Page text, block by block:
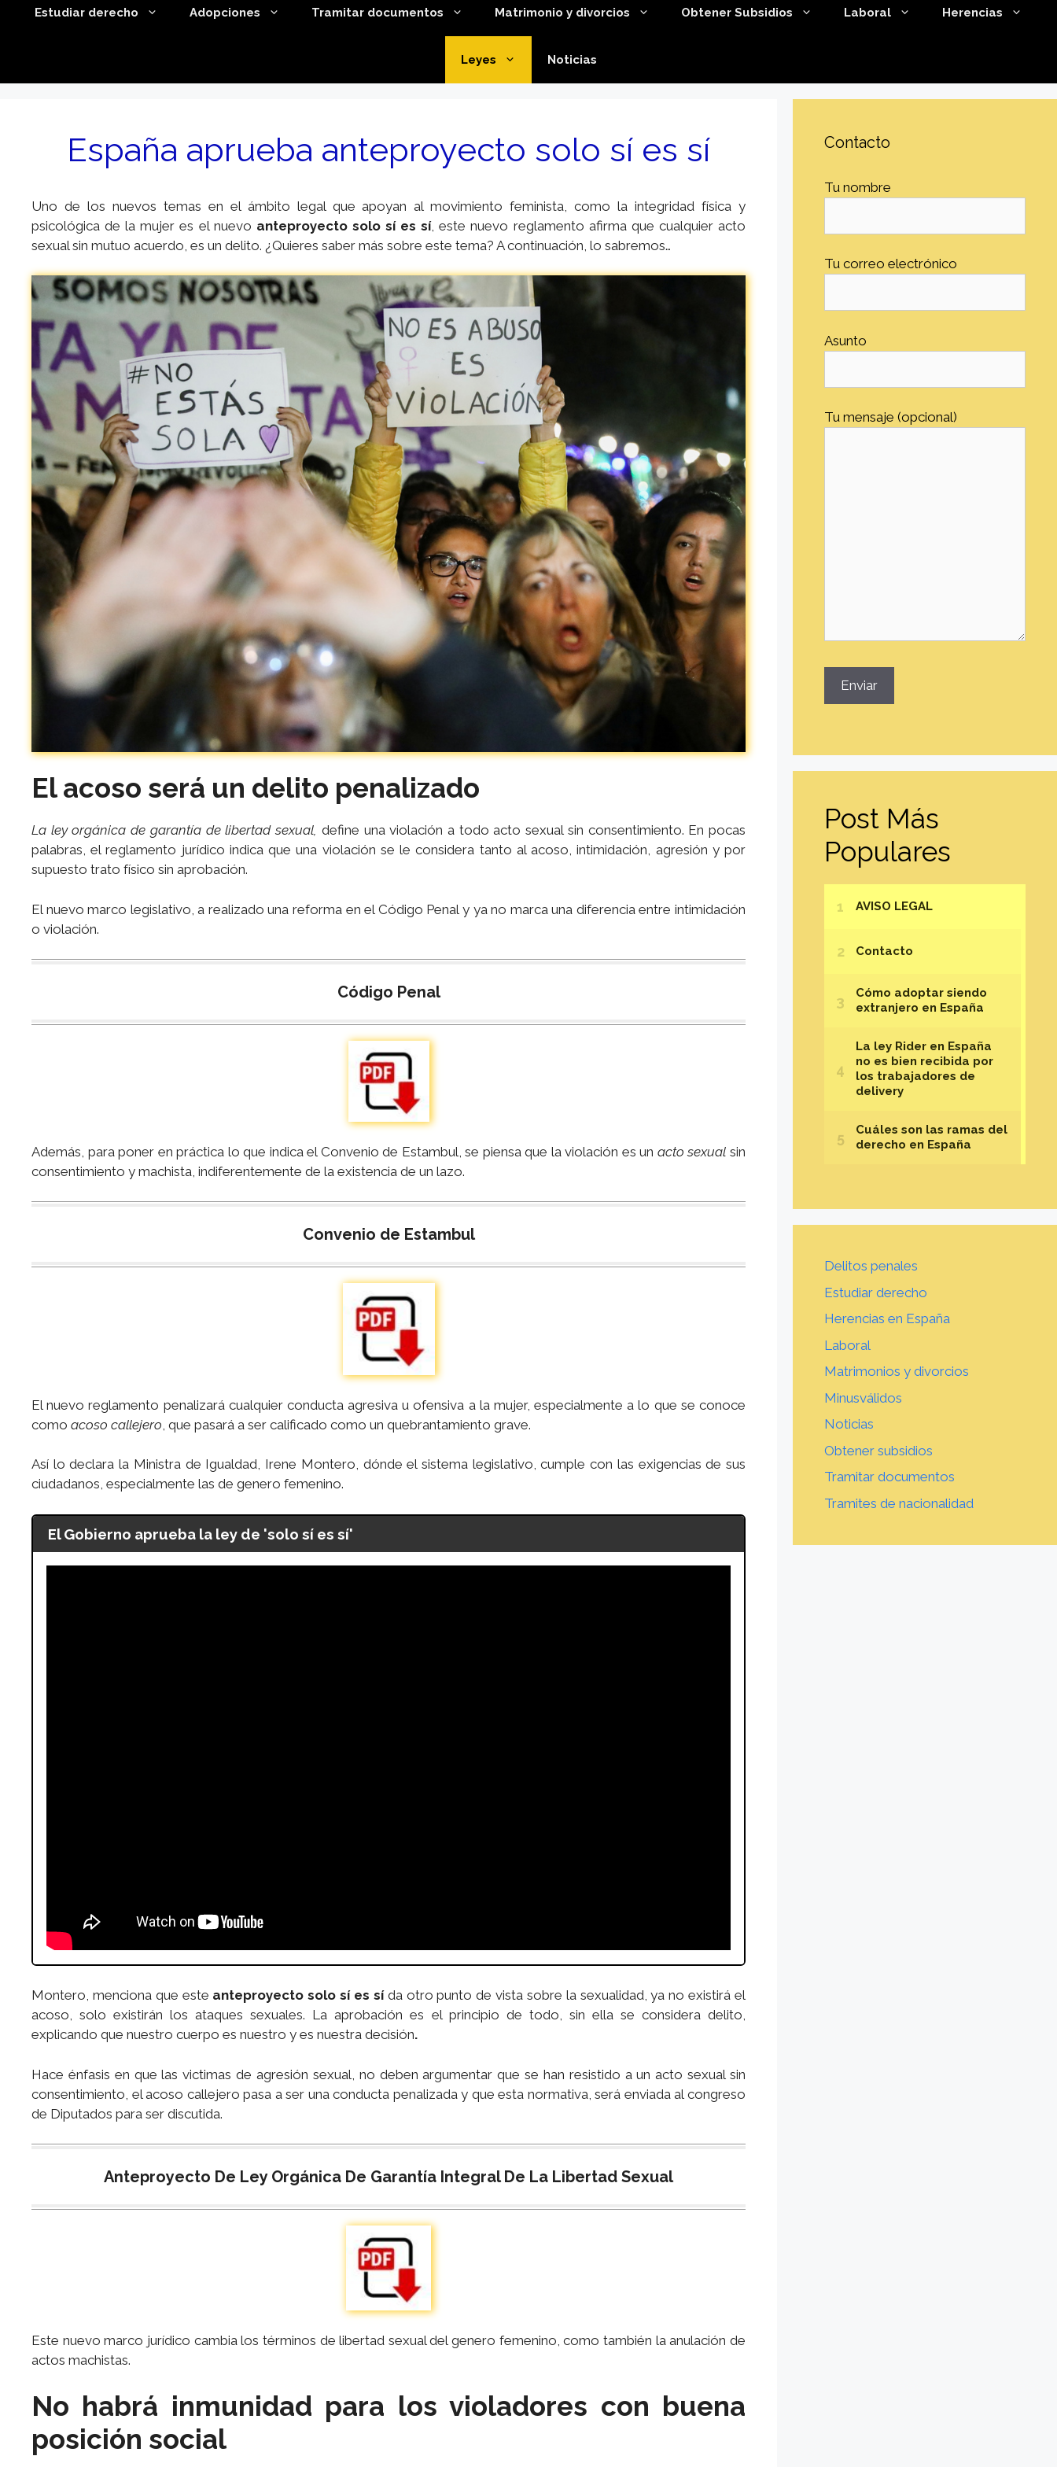
Estudiar derecho Adopciones Tramitar documentos Matrimonio y divorcios Obtener Subsidios Laboral Herencias
Leyes Noticias
España aprueba anteproyecto solo sí es sí
Uno de los nuevos temas en el ámbito legal que apoyan al movimiento feminista, como la integridad física y
psicológica de la mujer es el nuevo anteproyecto solo sí es sí, este nuevo reglamento afirma que cualquier acto
sexual sin mutuo acuerdo, es un delito. ¿Quieres saber más sobre este tema? A continuación, lo sabremos…
El acoso será un delito penalizado
La ley orgánica de garantía de libertad sexual, define una violación a todo acto sexual sin consentimiento. En pocas
palabras, el reglamento jurídico indica que una violación se le considera tanto al acoso, intimidación, agresión y por
supuesto trato físico sin aprobación.
El nuevo marco legislativo, a realizado una reforma en el Código Penal y ya no marca una diferencia entre intimidación
o violación.
Código Penal
Además, para poner en práctica lo que indica el Convenio de Estambul, se piensa que la violación es un acto sexualsin
consentimiento y machista, indiferentemente de la existencia de un lazo.
Convenio de Estambul
El nuevo reglamento penalizará cualquier conducta agresiva u ofensiva a la mujer, especialmente a lo que se conoce
como acoso callejero , que pasará a ser calificado como un quebrantamiento grave.
Así lo declara la Ministra de Igualdad, Irene Montero, dónde el sistema legislativo, cumple con las exigencias de sus
ciudadanos, especialmente las de genero femenino.
El Gobierno aprueba la ley de 'solo sí es sí'
Montero, menciona que este anteproyecto solo sí es sí da otro punto de vista sobre la sexualidad, ya no existirá el
acoso, solo existirán los ataques sexuales. La aprobación es el principio de todo, sin ella se considera delito,
explicando que nuestro cuerpo es nuestro y es nuestra decisión.
Hace énfasis en que las victimas de agresión sexual, no deben argumentar que se han resistido a un acto sexual sin
consentimiento, el acoso callejero pasa a ser una conducta penalizada y que esta normativa, será enviada al congreso
de Diputados para ser discutida.
Anteproyecto De Ley Orgánica De Garantía Integral De La Libertad Sexual
Este nuevo marco jurídico cambia los términos de libertad sexual del genero femenino, como también la anulación de
actos machistas.
No habrá inmunidad para los violadores con buena
posición social
Contacto
Tu nombre
Tu correo electrónico
Asunto
Tu mensaje (opcional)
Post Más
Populares
Delitos penales
Estudiar derecho
Herencias en España
Laboral
Matrimonios y divorcios
Minusválidos
Noticias
Obtener subsidios
Tramitar documentos
Tramites de nacionalidad